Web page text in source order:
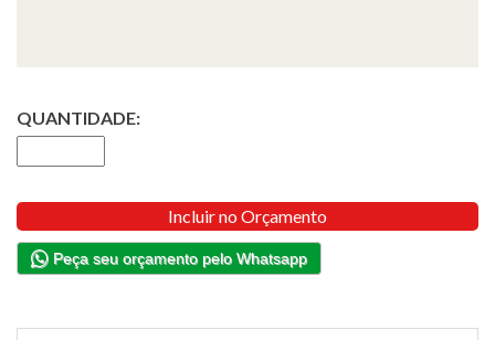
QUANTIDADE:
Incluir no Orçamento
Peça seu orçamento pelo Whatsapp